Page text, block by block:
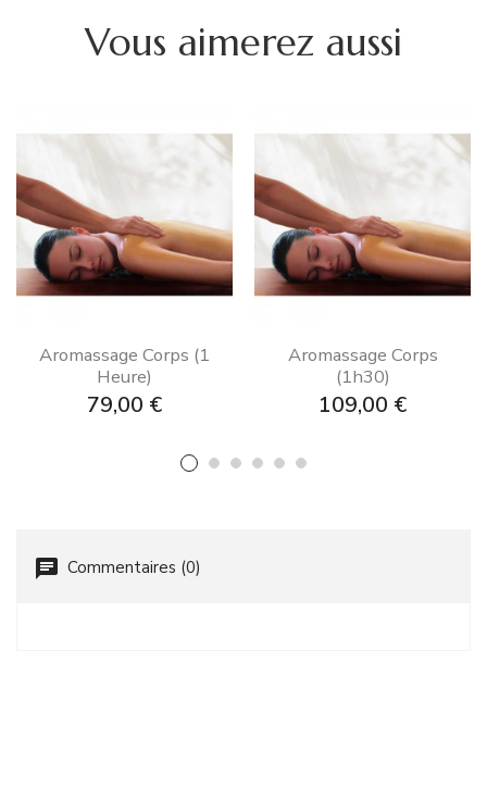
Vous aimerez aussi
Aromassage Corps (1
Heure)
Prix
79,00 €
Aromassage Corps
(1h30)
Prix
109,00 €
chat Commentaires (0)